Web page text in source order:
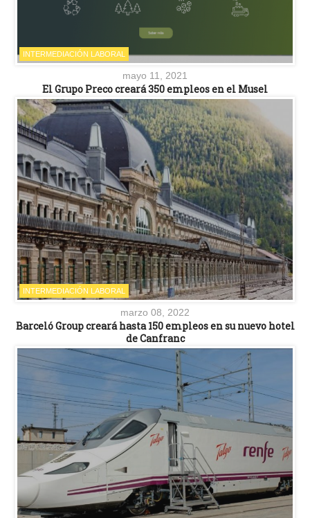
INTERMEDIACIÓN LABORAL
mayo 11, 2021
El Grupo Preco creará 350 empleos en el Musel
INTERMEDIACIÓN LABORAL
marzo 08, 2022
Barceló Group creará hasta 150 empleos en su nuevo hotel
de Canfranc